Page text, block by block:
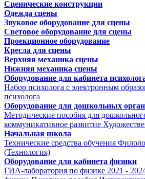
Сценические конструкции
Одежда сцены
Звуковое оборудование для сцены
Световое оборудование для сцены
Проекционное оборудование
Кресла для сцены
Верхняя механика сцены
Нижняя механика сцены
Оборудование для кабинета
Набор психолога с электронным
психолога
Оборудование для дошкольных
Методические пособия для
коммуникативное развитие
Начальная школа
Технические средства обучения
(Технология)
Оборудование для кабинета физики
ГИА-лаборатория по физике 2021 -